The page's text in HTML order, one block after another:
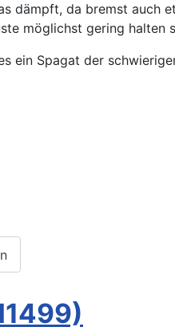
dämpft, da bremst auch
möglichst gering halten
ein Spagat der